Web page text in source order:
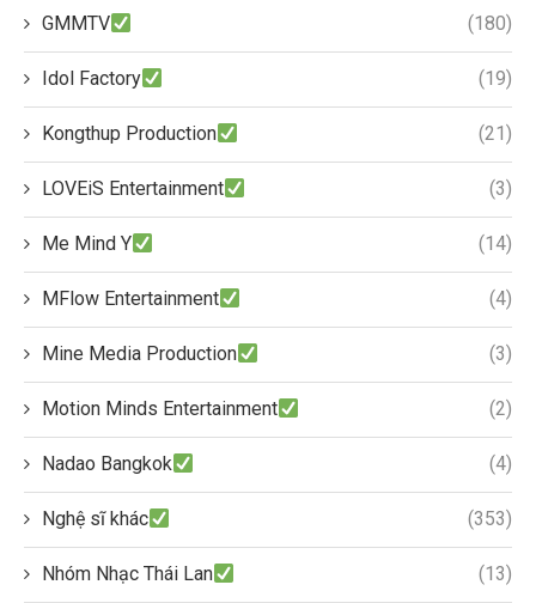
GMMTV (180)
Idol Factory (19)
Kongthup Production (21)
LOVEiS Entertainment (3)
Me Mind Y (14)
MFlow Entertainment (4)
Mine Media Production (3)
Motion Minds Entertainment (2)
Nadao Bangkok (4)
Nghệ sĩ khác (353)
Nhóm Nhạc Thái Lan (13)